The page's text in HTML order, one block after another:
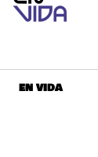
EN VIDA